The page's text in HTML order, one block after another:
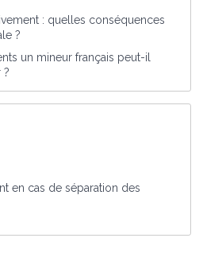
: quelles conséquences
?
un mineur français peut-il
?
en cas de séparation des